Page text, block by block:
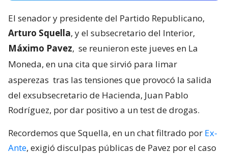
El senador y presidente del Partido Republicano,
Arturo Squella, y el subsecretario del Interior,
Máximo Pavez, se reunieron este jueves en La
Moneda, en una cita que sirvió para limar
asperezas tras las tensiones que provocó la salida
del exsubsecretario de Hacienda, Juan Pablo
Rodríguez, por dar positivo a un test de drogas.
Recordemos que Squella, en un chat filtrado por Ex-
Ante, exigió disculpas públicas de Pavez por el caso